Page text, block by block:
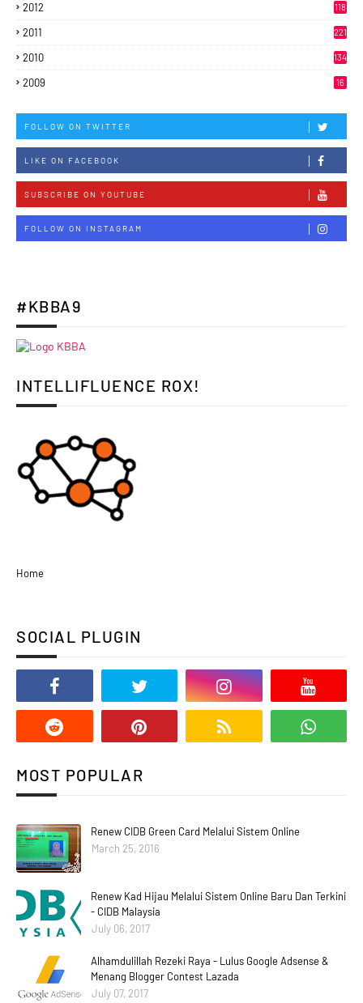
2012 118
2011 221
2010 134
2009 16
FOLLOW ON TWITTER
LIKE ON FACEBOOK
SUBSCRIBE ON YOUTUBE
FOLLOW ON INSTAGRAM
#KBBA9
INTELLIFLUENCE ROX!
Home
SOCIAL PLUGIN
MOST POPULAR
Renew CIDB Green Card Melalui Sistem Online
March 25, 2016
Renew Kad Hijau Melalui Sistem Online Baru Dan Terkini
- CIDB Malaysia
July 06, 2017
Alhamdulillah Rezeki Raya - Lulus Google Adsense &
Menang Blogger Contest Lazada
July 07, 2017